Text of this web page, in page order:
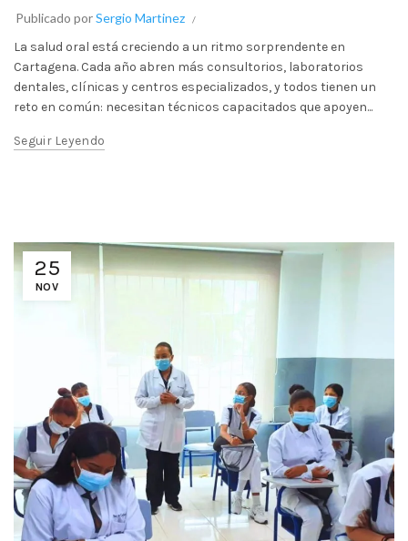
Publicado porSergio Martinez
La salud oral está creciendo a un ritmo sorprendente en
Cartagena. Cada año abren más consultorios, laboratorios
dentales, clínicas y centros especializados, y todos tienen un
reto en común: necesitan técnicos capacitados que apoyen...
Seguir Leyendo
25
NOV